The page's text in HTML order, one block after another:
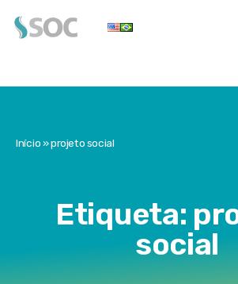
Início»projeto social
Etiqueta:
social